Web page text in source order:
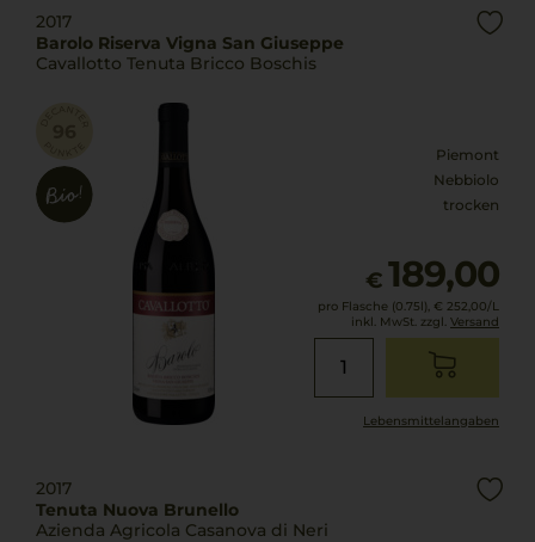
2017
Barolo Riserva Vigna San Giuseppe
Cavallotto Tenuta Bricco Boschis
Piemont
Nebbiolo
trocken
€ 189,00
pro Flasche (0.75l), € 252,00/L
inkl. MwSt. zzgl. Versand
Lebensmittel­angaben
2017
Tenuta Nuova Brunello
Azienda Agricola Casanova di Neri